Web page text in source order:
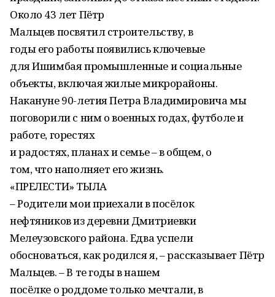
Около 43 лет Пётр
Мальцев посвятил строительству, в
годы его работы появились ключевые
для Ишимбая промышленные и социальные
объекты, включая жилые микрорайоны.
Накануне 90-летия Петра Владимировича мы
поговорили с ним о военных годах, футболе и
работе, горестях
и радостях, планах и семье – в общем, о
том, что наполняет его жизнь.
«ПРЕЛЕСТИ» ТЫЛА
– Родители мои приехали в посёлок
нефтяников из деревни Дмитриевки
Мелеузовского района. Едва успели
обосноваться, как родился я, – рассказывает Пётр
Мальцев. – В те годы в нашем
посёлке о роддоме только мечтали, в